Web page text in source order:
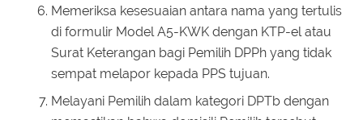
Memeriksa kesesuaian antara nama yang tertulis
di formulir Model A5-KWK dengan KTP-el atau
Surat Keterangan bagi Pemilih DPPh yang tidak
sempat melapor kepada PPS tujuan.
Melayani Pemilih dalam kategori DPTb dengan